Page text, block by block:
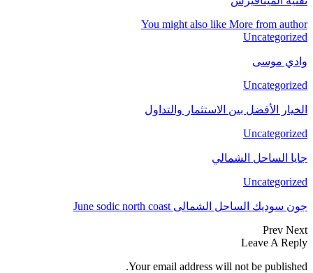
You might also like More from author
Uncategorized
وادي موسى
Uncategorized
الخيار الأفضل بين الاستثمار والتداول
Uncategorized
جايا الساحل الشمالي
Uncategorized
جون سوديك الساحل الشمالى June sodic north coast
Prev Next
Leave A Reply
Your email address will not be published.